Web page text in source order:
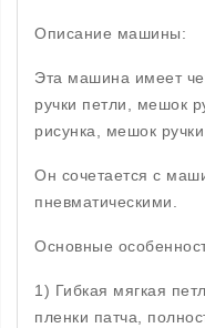
Описание машины:
Эта машина имеет
ручки петли, мешок
рисунка, мешок
Он сочетается с
пневматическими.
Основные
1) Гибкая мягкая
пленки патча,